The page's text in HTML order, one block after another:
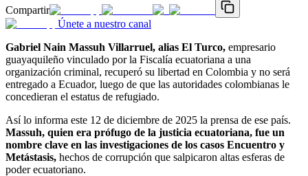
Compartir
Únete a nuestro canal
Gabriel Nain Massuh Villarruel, alias El Turco, empresario
guayaquileño vinculado por la Fiscalía ecuatoriana a una
organización criminal, recuperó su libertad en Colombia y no será
entregado a Ecuador, luego de que las autoridades colombianas le
concedieran el estatus de refugiado.
Así lo informa este 12 de diciembre de 2025 la prensa de ese país.
Massuh, quien era prófugo de la justicia ecuatoriana, fue un
nombre clave en las investigaciones de los casos Encuentro y
Metástasis, hechos de corrupción que salpicaron altas esferas de
poder ecuatoriano.